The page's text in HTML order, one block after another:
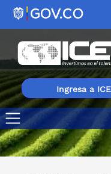
Ingresa a
Premio Fundación